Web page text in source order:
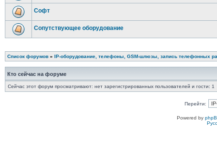
Софт
Сопутствующее оборудование
Список форумов » IP-оборудование, телефоны, GSM-шлюзы, запись телефонных
Кто сейчас на форуме
Сейчас этот форум просматривают: нет зарегистрированных пользователей и гости: 1
Перейти:
Powered by